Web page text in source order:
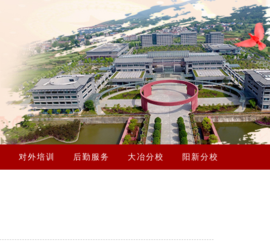
对外培训 后勤服务 大冶分校 阳新分校